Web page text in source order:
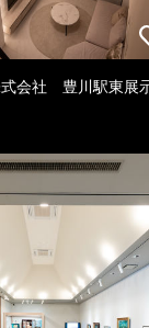
会社 豊川駅東展